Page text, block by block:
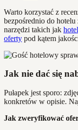
Warto korzystać z
bezpośrednio do hotelu
narzędzi takich jak
oferty pod kątem
Jak nie dać się
Pułapek jest sporo:
konkretów w opisie.
Jak zweryfikować